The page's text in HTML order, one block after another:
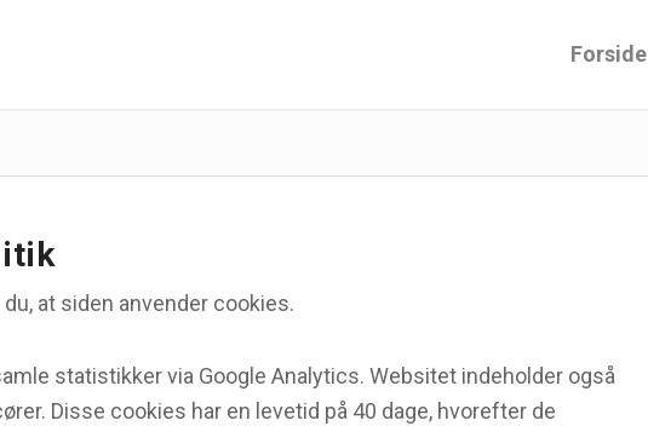
Forside
at siden anvender cookies.
statistikker via Google Analytics. Websitet indeholder også
Disse cookies har en levetid på 40 dage, hvorefter de